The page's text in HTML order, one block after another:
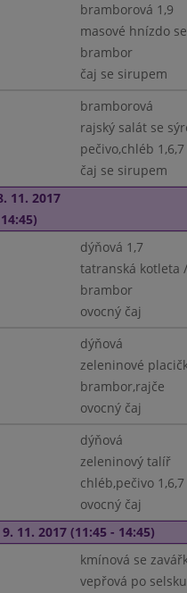
bramborová 1,9
masové hnízdo
brambor
čaj se sirupem
bramborová
rajský salát se
pečivo,chléb 1,6,7
čaj se sirupem
11. 2017
dýňová 1,7
tatranská kotleta
brambor
ovocný čaj
dýňová
zeleninové
brambor,rajče
ovocný čaj
dýňová
zeleninový talíř
chléb,pečivo 1,6,7
ovocný čaj
11. 2017 (11:45 - 14:45)
kmínová se
vepřová po